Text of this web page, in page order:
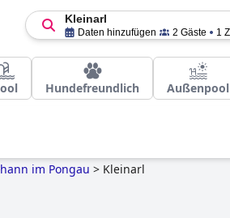
Kleinarl
Daten hinzufügen 2 Gäste 1
Hundefreundlich Außenpool
im Pongau > Kleinarl